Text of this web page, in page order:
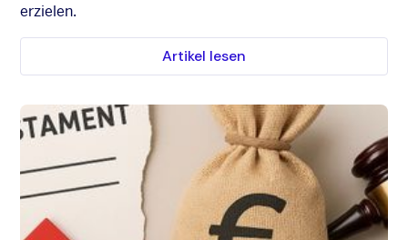
erzielen.
Artikel lesen